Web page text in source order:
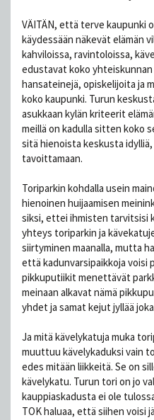
VÄITÄN, että terve kaupunki
käydessään näkevät elämän
kahviloissa, ravintoloissa,
edustavat koko yhteiskunnan
hansateinejä, opiskelijoita ja
koko kaupunki. Turun
asukkaan kylän kriteerit
meillä on kadulla sitten koko
sitä hienoista keskusta
tavoittamaan.
Toriparkin kohdalla usein
hienoinen huijaamisen
siksi, ettei ihmisten tarvitsisi
yhteys toriparkin ja
siirtyminen maanalla, mutta
että kadunvarsipaikkoja voisi
pikkuputiikit menettävät
meinaan alkavat nämä
yhdet ja samat kejut jyllää
Ja mitä kävelykatuja muka
muuttuu kävelykaduksi vain
edes mitään liikkeitä. Se on
kävelykatu. Turun tori on jo
kauppiaskadusta ei ole
TOK haluaa, että siihen voisi